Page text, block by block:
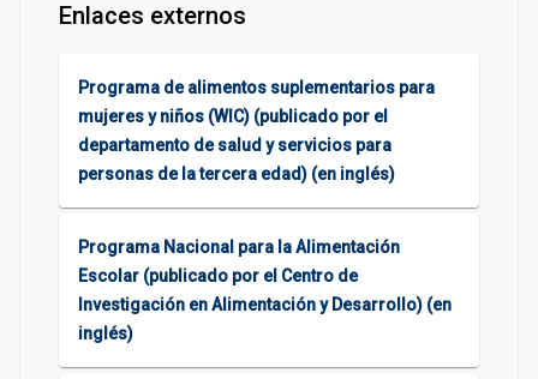
Enlaces externos
Programa de alimentos suplementarios para
mujeres y niños (WIC) (publicado por el
departamento de salud y servicios para
personas de la tercera edad) (en inglés)
Programa Nacional para la Alimentación
Escolar (publicado por el Centro de
Investigación en Alimentación y Desarrollo) (en
inglés)